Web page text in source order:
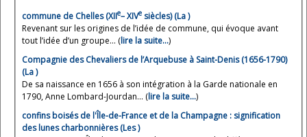
commune de Chelles (XIIe– XIVe siècles) (La )
Revenant sur les origines de l’idée de commune, qui évoque avant
tout l’idée d’un groupe... (lire la suite…)
Compagnie des Chevaliers de l’Arquebuse à Saint-Denis (1656-1790)
(La )
De sa naissance en 1656 à son intégration à la Garde nationale en
1790, Anne Lombard-Jourdan... (lire la suite…)
confins boisés de l'Île-de-France et de la Champagne : signification
des lunes charbonnières (Les )